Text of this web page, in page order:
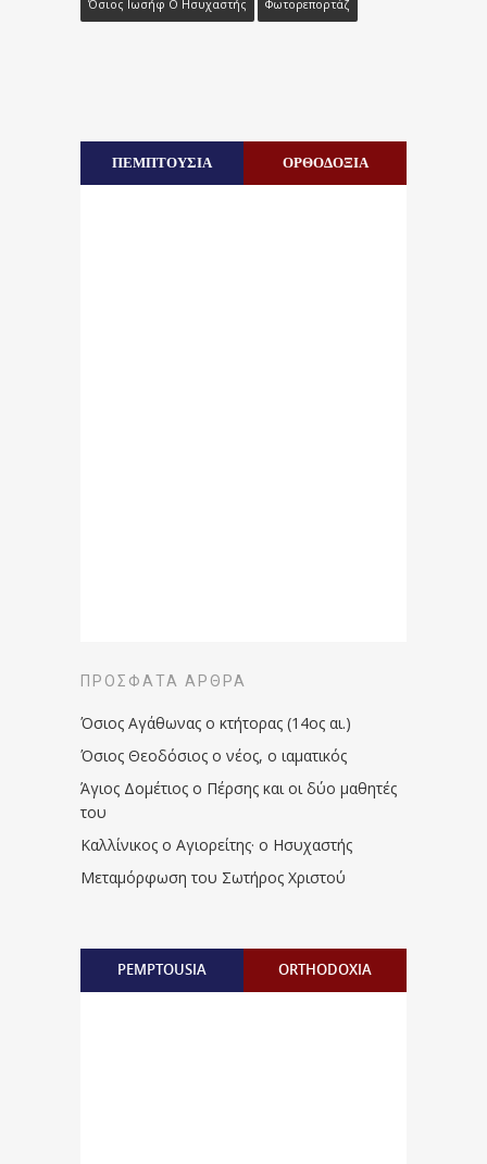
Όσιος Ιωσήφ Ο Ησυχαστής Φωτορεπορτάζ
ΠΕΜΠΤΟΥΣΙΑ ΟΡΘΟΔΟΞΙΑ
ΠΡΌΣΦΑΤΑ ΆΡΘΡΑ
Όσιος Αγάθωνας ο κτήτορας (14ος αι.)
Όσιος Θεοδόσιος ο νέος, ο ιαματικός
Άγιος Δομέτιος ο Πέρσης και οι δύο μαθητές
του
Καλλίνικος ο Αγιορείτης · ο Ησυχαστής
Μεταμόρφωση του Σωτήρος Χριστού
PEMPTOUSIA ORTHODOXIA